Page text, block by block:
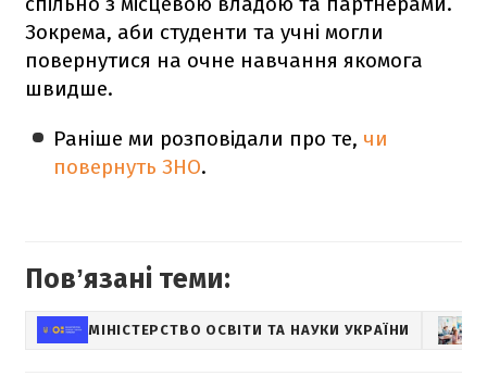
Зокрема, аби студенти та учні могли
повернутися на очне навчання якомога
швидше.
Раніше ми розповідали про те, чи
повернуть ЗНО.
Повʼязані теми:
МІНІСТЕРСТВО ОСВІТИ ТА НАУКИ УКРАЇНИ